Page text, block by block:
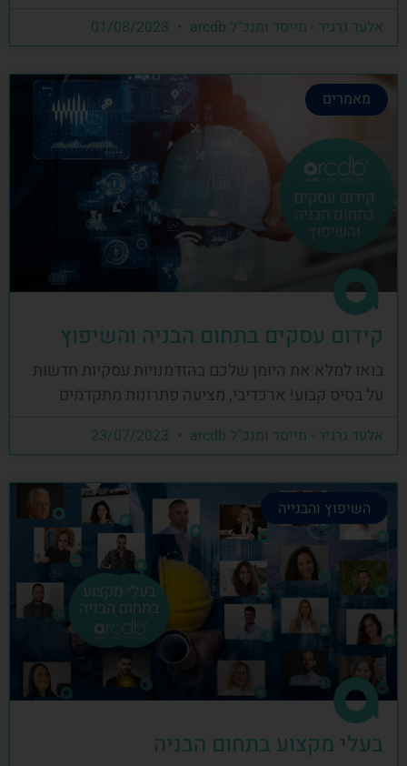
אלעד גרגיר - מייסד ומנכ"ל arcdb
מאמרים
קידום עסקים בתחום הבניה והשיפוץ
בואו למלא את היומן שלכם בהזדמנויות עסקיות חדשות
על בסיס קבוע! ארכדיבי, מציעה פתרונות מתקדמים
אלעד גרגיר - מייסד ומנכ"ל arcdb
השיפוץ והבנייה
בעלי מקצוע בתחום הבניה